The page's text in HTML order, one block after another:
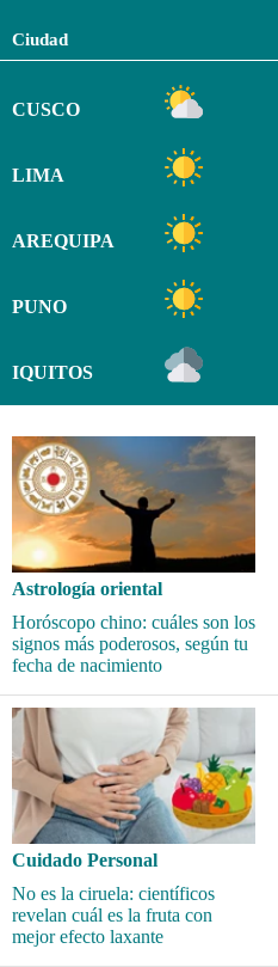
Ciudad
CUSCO
LIMA
AREQUIPA
PUNO
IQUITOS
Astrología oriental
Horóscopo chino: cuáles son los
signos más poderosos, según tu
fecha de nacimiento
Cuidado Personal
No es la ciruela: científicos
revelan cuál es la fruta con
mejor efecto laxante